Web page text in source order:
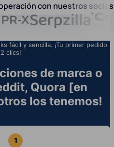
con nuestros
fácil y sencilla. ¡Tu primer pedido
clics!
de marca o
Quora [en
los tenemos!